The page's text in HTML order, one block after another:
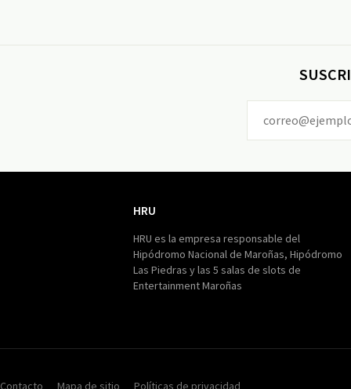
HRU
HRU es la empresa responsable del
Hipódromo Nacional de Maroñas, Hipódromo
Las Piedras y las 5 salas de slots de
Entertainment Maroñas
Contacto Mapa de sitio Políticas de privacidad